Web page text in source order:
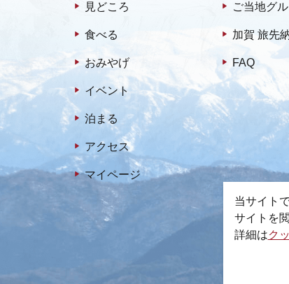
見どころ
食べる
おみやげ
イベント
泊まる
アクセス
マイページ
ご当地グル
加賀 旅先
FAQ
当サイト
サイトを
詳細はク